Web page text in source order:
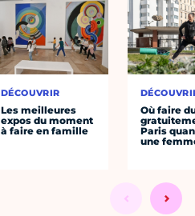
DÉCOUVRIR
Les meilleures
expos du moment
à faire en famille
Où faire
Paris
une